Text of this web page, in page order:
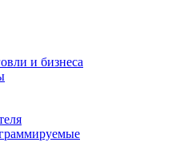
и бизнеса